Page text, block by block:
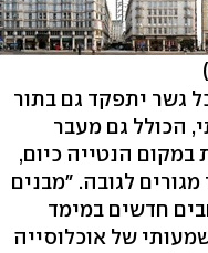
גשר יתפקד גם בתור
הכולל גם מעבר
הנטייה כיום,
לגובה. "מבנים
חדשים במימד
של אוכלוסייה